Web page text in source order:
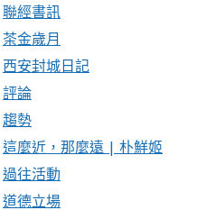
聯經書訊
茶金歲月
西安封城日記
評論
趨勢
這麼近，那麼遠 | 朴鮮姬
過往活動
道德立場